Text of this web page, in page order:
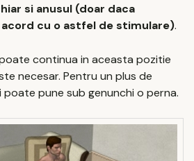
si anusul (doar daca
cu o astfel de stimulare).
continua in aceasta pozitie
necesar. Pentru un plus de
pune sub genunchi o perna.